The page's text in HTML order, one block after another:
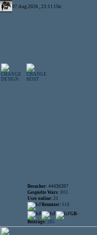
07.Aug.2026 , 23:11 Uhr
Besucher: 44436397
Gespielte Wars: 803
User online: 21
Benutzer: 618
GB-
Beiträge: 285